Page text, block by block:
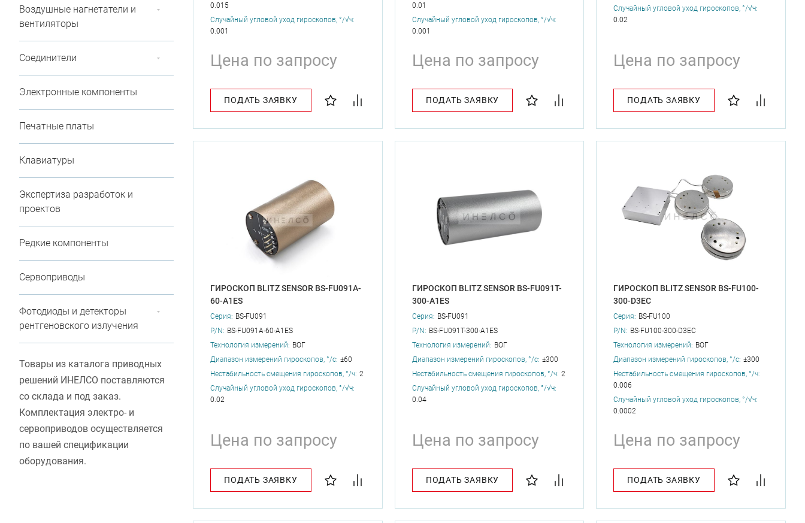
0.015
Случайный угловой уход гироскопов, °/√ч:
0.001
Цена по запросу
ПОДАТЬ ЗАЯВКУ
0.01
Случайный угловой уход гироскопов, °/√ч:
0.001
Цена по запросу
ПОДАТЬ ЗАЯВКУ
Случайный угловой уход гироскопов, °/√ч:
0.02
Цена по запросу
ПОДАТЬ ЗАЯВКУ
ГИРОСКОП BLITZ SENSOR BS-FU091A-
60-A1ES
Серия: BS-FU091
P/N: BS-FU091A-60-A1ES
Технология измерений: ВОГ
Диапазон измерений гироскопов, °/с: ±60
Нестабильность смещения гироскопов, °/ч: 2
Случайный угловой уход гироскопов, °/√ч:
0.02
Цена по запросу
ПОДАТЬ ЗАЯВКУ
ГИРОСКОП BLITZ SENSOR BS-FU091T-
300-A1ES
Серия: BS-FU091
P/N: BS-FU091T-300-A1ES
Технология измерений: ВОГ
Диапазон измерений гироскопов, °/с: ±300
Нестабильность смещения гироскопов, °/ч: 2
Случайный угловой уход гироскопов, °/√ч:
0.04
Цена по запросу
ПОДАТЬ ЗАЯВКУ
ГИРОСКОП BLITZ SENSOR BS-FU100-
300-D3EC
Серия: BS-FU100
P/N: BS-FU100-300-D3EC
Технология измерений: ВОГ
Диапазон измерений гироскопов, °/с: ±300
Нестабильность смещения гироскопов, °/ч:
0.006
Случайный угловой уход гироскопов, °/√ч:
0.0002
Цена по запросу
ПОДАТЬ ЗАЯВКУ
Воздушные нагнетатели и
вентиляторы
Соединители
Электронные компоненты
Печатные платы
Клавиатуры
Экспертиза разработок и
проектов
Редкие компоненты
Сервоприводы
Фотодиоды и детекторы
рентгеновского излучения
Товары из каталога приводных
решений ИНЕЛСО поставляются
со склада и под заказ.
Комплектация электро- и
сервоприводов осуществляется
по вашей спецификации
оборудования.